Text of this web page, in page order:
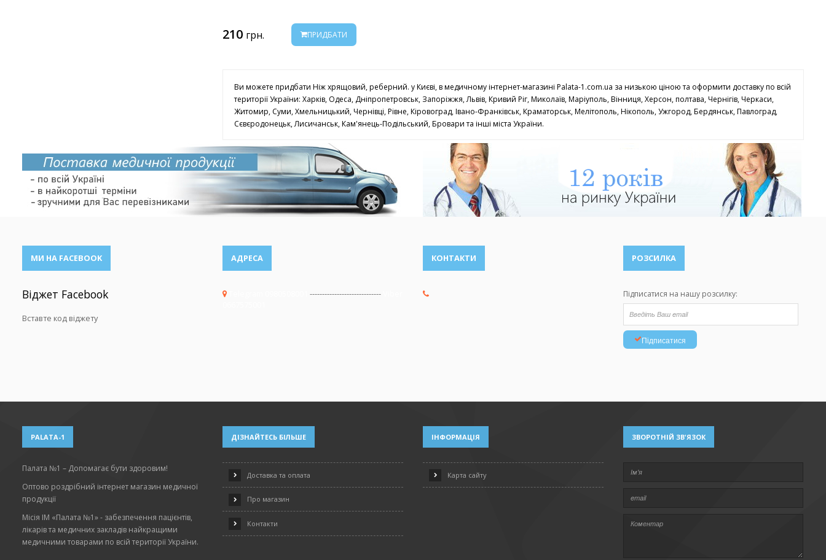
210 грн. ПРИДБАТИ
Ви можете придбати Ніж хрящовий, реберний. у Києві, в медичному інтернет-магазині Palata-1.com.ua за низькою ціною та оформити доставку по всій
території України: Харків, Одеса, Дніпропетровськ, Запоріжжя, Львів, Кривий Ріг, Миколаїв, Маріуполь, Вінниця, Херсон, полтава, Чернігів, Черкаси,
Житомир, Суми, Хмельницький, Чернівці, Рівне, Кіровоград, Івано-Франківськ, Краматорськ, Мелітополь, Нікополь, Ужгород, Бердянськ, Павлоград,
Сєвєродонецьк, Лисичанськ, Кам'янець-Подільський, Бровари та інші міста України.
МИ НА FACEBOOK
Віджет Facebook
Вставте код віджету
АДРЕСА
-----------------------------
КОНТАКТИ РОЗСИЛКА
Підписатися на нашу розсилку:
Підписатися
PALATA-1
Палата №1 – Допомагає бути здоровим!
Оптово роздрібний інтернет магазин медичної
продукції
Місія ІМ «Палата №1» - забезпечення пацієнтів,
лікарів та медичних закладів найкращими
медичними товарами по всій території України.
ДІЗНАЙТЕСЬ БІЛЬШЕ
Доставка та оплата
Про магазин
Контакти
ІНФОРМАЦІЯ
Карта сайту
ЗВОРОТНІЙ ЗВ'ЯЗОК